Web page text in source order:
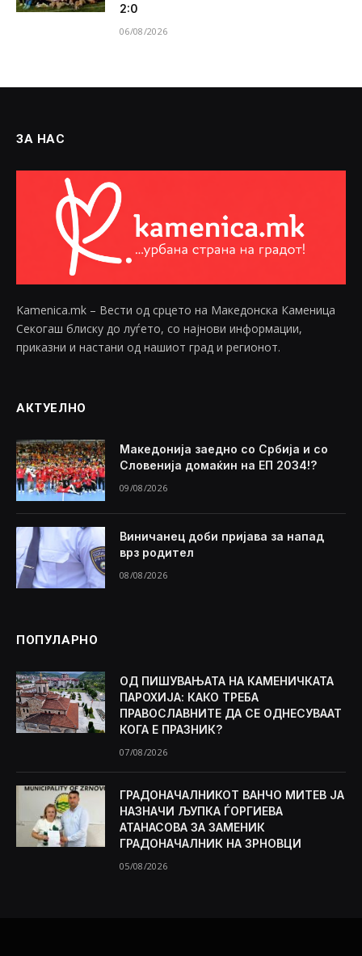
2:0
06/08/2026
ЗА НАС
Kamenica.mk – Вести од срцето на Македонска Каменица
Секогаш блиску до луѓето, со најнови информации,
приказни и настани од нашиот град и регионот.
АКТУЕЛНО
Македонија заедно со Србија и со
Словенија домаќин на ЕП 2034!?
09/08/2026
Виничанец доби пријава за напад
врз родител
08/08/2026
ПОПУЛАРНО
ОД ПИШУВАЊАТА НА КАМЕНИЧКАТА
ПАРОХИЈА: КАКО ТРЕБА
ПРАВОСЛАВНИТЕ ДА СЕ ОДНЕСУВААТ
КОГА Е ПРАЗНИК?
07/08/2026
ГРАДОНАЧАЛНИКОТ ВАНЧО МИТЕВ ЈА
НАЗНАЧИ ЉУПКА ЃОРГИЕВА
АТАНАСОВА ЗА ЗАМЕНИК
ГРАДОНАЧАЛНИК НА ЗРНОВЦИ
05/08/2026